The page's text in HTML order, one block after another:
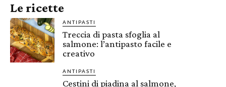
Le ricette
ANTIPASTI
Treccia di pasta sfoglia al
salmone: l’antipasto facile e
creativo
ANTIPASTI
Cestini di piadina al salmone,